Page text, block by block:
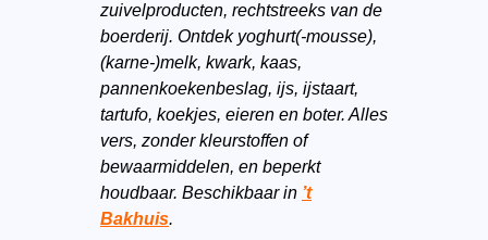
zuivelproducten, rechtstreeks van de
boerderij. Ontdek yoghurt(-mousse),
(karne-)melk, kwark, kaas,
pannenkoekenbeslag, ijs, ijstaart,
tartufo, koekjes, eieren en boter. Alles
vers, zonder kleurstoffen of
bewaarmiddelen, en beperkt
houdbaar. Beschikbaar in ’t
Bakhuis.